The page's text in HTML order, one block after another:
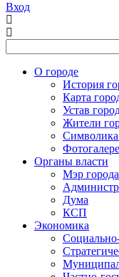
Вход
О городе
История
Карта
Устав
Жители
Символика
Органы власти
Мэр города
Дума
КСП
Экономика